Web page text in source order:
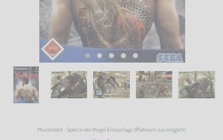
Musterbild - Spiel in der Regel Erstauflage (Platinum o.ä. möglich)